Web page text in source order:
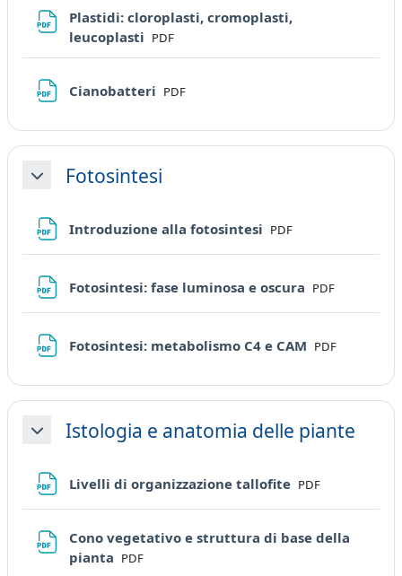
Plastidi: cloroplasti, cromoplasti,
leucoplasti File
PDF
Cianobatteri File
PDF
MinimizzaFotosintesi
Introduzione alla fotosintesi File
PDF
Fotosintesi: fase luminosa e oscura File
PDF
Fotosintesi: metabolismo C4 e CAM File
PDF
MinimizzaIstologia e anatomia delle piante
Livelli di organizzazione tallofite File
PDF
Cono vegetativo e struttura di base della
pianta File
PDF